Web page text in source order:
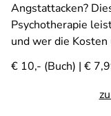
Angstattacken?
Psychotherapie
und wer die
€ 10,- (Buch) | €